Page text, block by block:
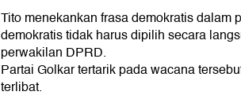
Tito menekankan frasa demokratis dalam
demokratis tidak harus dipilih secara
perwakilan DPRD.
Partai Golkar tertarik pada wacana
terlibat.